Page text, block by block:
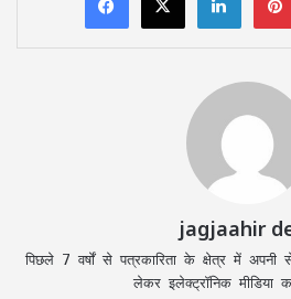
jagjaahir
पिछले 7 वर्षों से पत्रकारिता के क्षेत्र में
लेकर इलेक्ट्रॉनिक मीडिया